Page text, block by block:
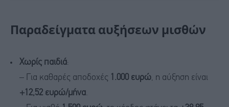
Παραδείγματα αυξήσεων μισθών
Χωρίς παιδιά:
– Για καθαρές αποδοχές
1.000 ευρώ, η αύξηση είναι
+12,52 ευρώ/μήνα.